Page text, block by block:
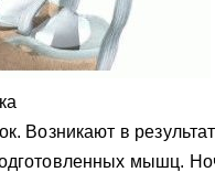
Возникают в
мышц.